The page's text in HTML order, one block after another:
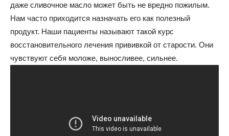
даже сливочное масло может быть не вредно пожилым.
Нам часто приходится назначать его как полезный
продукт. Наши пациенты называют такой курс
восстановительного лечения прививкой от старости. Они
чувствуют себя моложе, выносливее, сильнее.